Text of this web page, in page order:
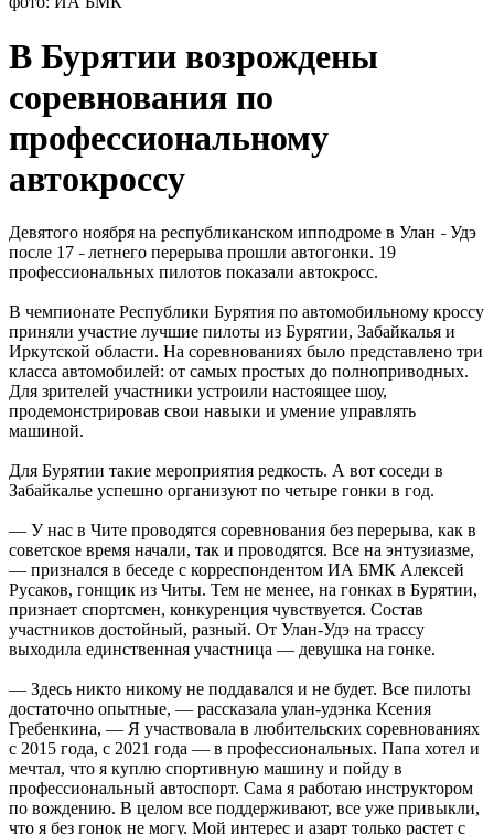
В Бурятии возрождены
соревнования по
профессиональному
автокроссу
Девятого ноября на республиканском ипподроме в Улан – Удэ
после 17 – летнего перерыва прошли автогонки. 19
профессиональных пилотов показали автокросс.
В чемпионате Республики Бурятия по автомобильному кроссу
приняли участие лучшие пилоты из Бурятии, Забайкалья и
Иркутской области. На соревнованиях было представлено три
класса автомобилей: от самых простых до полноприводных.
Для зрителей участники устроили настоящее шоу,
продемонстрировав свои навыки и умение управлять
машиной.
Для Бурятии такие мероприятия редкость. А вот соседи в
Забайкалье успешно организуют по четыре гонки в год.
— У нас в Чите проводятся соревнования без перерыва, как в
советское время начали, так и проводятся. Все на энтузиазме,
— признался в беседе с корреспондентом ИА БМК Алексей
Русаков, гонщик из Читы. Тем не менее, на гонках в Бурятии,
признает спортсмен, конкуренция чувствуется. Состав
участников достойный, разный. От Улан-Удэ на трассу
выходила единственная участница — девушка на гонке.
— Здесь никто никому не поддавался и не будет. Все пилоты
достаточно опытные, — рассказала улан-удэнка Ксения
Гребенкина, — Я участвовала в любительских соревнованиях
с 2015 года, с 2021 года — в профессиональных. Папа хотел и
мечтал, что я куплю спортивную машину и пойду в
профессиональный автоспорт. Сама я работаю инструктором
по вождению. В целом все поддерживают, все уже привыкли,
что я без гонок не могу. Мой интерес и азарт только растет с